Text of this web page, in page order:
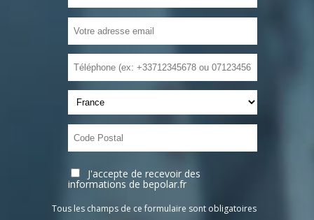
J'accepte de recevoir des
informations de bepolar.fr
Tous les champs de ce formulaire sont obligatoires